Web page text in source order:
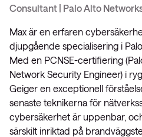
Consultant | Palo Alto
Max är en erfaren
djupgående specialisering i
Med en PCNSE-certifiering
Network Security Engineer) i
Geiger en exceptionell
senaste teknikerna för
cybersäkerhet är uppenbar,
särskilt inriktad på